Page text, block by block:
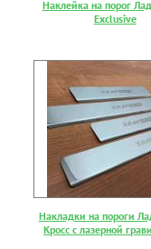
Наклейка на порог
Exclusive
Накладки на пороги
Кросс с лазерной